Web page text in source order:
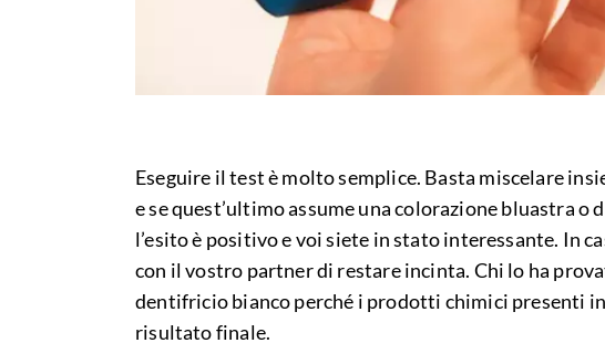
Eseguire il test è molto semplice. Basta miscelare
e se quest’ultimo assume una colorazione bluastra o
l’esito è positivo e voi siete in stato interessante. In
con il vostro partner di restare incinta. Chi lo ha
dentifricio bianco perché i prodotti chimici presenti
risultato finale.